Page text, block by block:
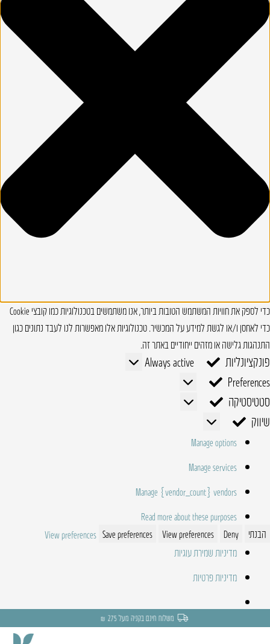
כדי לספק את חוויות המשתמש הטובות ביותר, אנו משתמשים בטכנולוגיות כמו קובצי Cookie
כדי לאחסן ו/או לגשת למידע על המכשיר. טכנולוגיות אלו מאפשרות לנו לעבד נתונים כגון
התנהגות גלישה או מזהים ייחודיים באתר זה.
פונקציונליות פונקציונליות
Always active
Preferences
Preferences
סטטיסטיקה
סטטיסטיקה
שיווק
שיווק
Manage options
Manage services
Manage {vendor_count} vendors
Read more about these purposes
הבנתי
Deny
View preferences
Save preferences
View preferences
מדיניות שמירת עוגיות
מדיניות פרטיות
משלוח חינם בקניה מעל 275 ₪